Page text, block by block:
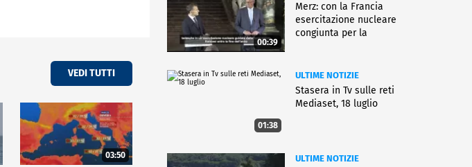
VEDI TUTTI
03:50
00:39
Merz: con la Francia
esercitazione nucleare
congiunta per la
01:38
ULTIME NOTIZIE
Stasera in Tv sulle reti
Mediaset, 18 luglio
ULTIME NOTIZIE